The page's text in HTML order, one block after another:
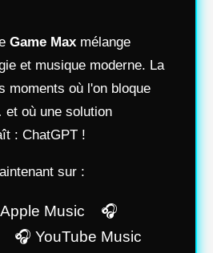
Game Max mélange
et musique moderne. La
moments où l'on bloque
où une solution
: ChatGPT !
sur :
Music 🎧
🎧 YouTube Music